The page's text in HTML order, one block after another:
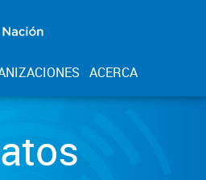
ACERCA